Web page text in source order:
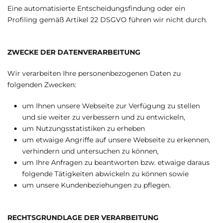
Eine automatisierte Entscheidungsfindung oder ein
Profiling gemäß Artikel 22 DSGVO führen wir nicht durch.
ZWECKE DER DATENVERARBEITUNG
Wir verarbeiten Ihre personenbezogenen Daten zu
folgenden Zwecken:
um Ihnen unsere Webseite zur Verfügung zu stellen
und sie weiter zu verbessern und zu entwickeln,
um Nutzungsstatistiken zu erheben
um etwaige Angriffe auf unsere Webseite zu erkennen,
verhindern und untersuchen zu können,
um Ihre Anfragen zu beantworten bzw. etwaige daraus
folgende Tätigkeiten abwickeln zu können sowie
um unsere Kundenbeziehungen zu pflegen.
RECHTSGRUNDLAGE DER VERARBEITUNG